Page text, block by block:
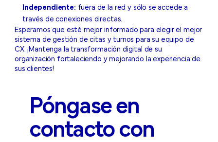
Independiente: fuera de la red y sólo se accede a
través de conexiones directas.
Esperamos que esté mejor informado para elegir el mejor
sistema de gestión de citas y turnos para su equipo de
CX. ¡Mantenga la transformación digital de su
organización fortaleciendo y mejorando la experiencia de
sus clientes!
Póngase en
contacto con